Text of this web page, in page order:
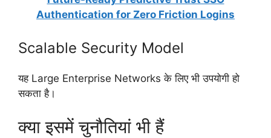
Authentication for Zero Friction Logins
Scalable Security Model
यह Large Enterprise Networks के लिए भी उपयोगी हो
सकता है।
क्या इसमें चुनौतियां भी हैं